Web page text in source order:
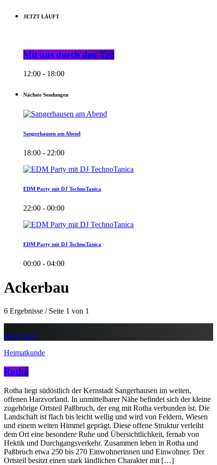
JETZT LÄUFT
Mit uns durch den Tag
12:00 - 18:00
Nächste Sendungen
Sangerhausen am Abend
18:00 - 22:00
EDM Party mit DJ TechnoTanica
22:00 - 00:00
EDM Party mit DJ TechnoTanica
00:00 - 04:00
Ackerbau
6 Ergebnisse / Seite 1 von 1
insert_link
Heimatkunde
Rotha
Rotha liegt südöstlich der Kernstadt Sangerhausen im weiten,
offenen Harzvorland. In unmittelbarer Nähe befindet sich der kleine
zugehörige Ortsteil Paßbruch, der eng mit Rotha verbunden ist. Die
Landschaft ist flach bis leicht wellig und wird von Feldern, Wiesen
und einem weiten Himmel geprägt. Diese offene Struktur verleiht
dem Ort eine besondere Ruhe und Übersichtlichkeit, fernab von
Hektik und Durchgangsverkehr. Zusammen leben in Rotha und
Paßbruch etwa 250 bis 270 Einwohnerinnen und Einwohner. Der
Ortsteil besitzt einen stark ländlichen Charakter mit […]